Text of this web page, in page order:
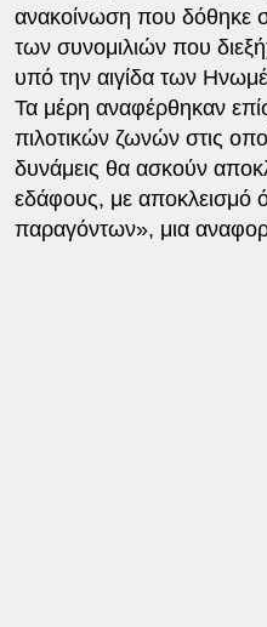
ανακοίνωση που δόθηκε
των συνομιλιών που
υπό την αιγίδα των
Τα μέρη αναφέρθηκαν
πιλοτικών ζωνών στις
δυνάμεις θα ασκούν
εδάφους, με αποκλεισμό
παραγόντων», μια